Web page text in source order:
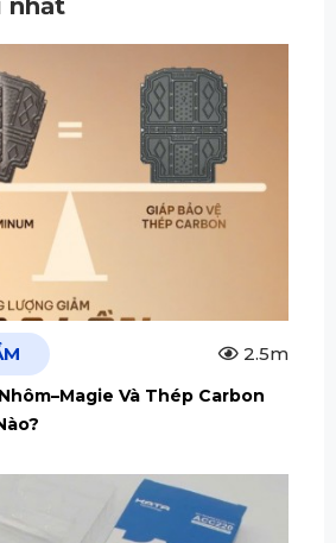
nhất
2.5m
Và Thép Carbon